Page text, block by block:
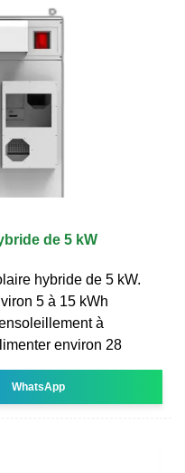
de 5 kW
hybride de 5 kW.
5 à 15 kWh
à
environ 28
WhatsApp